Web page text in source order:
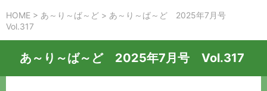
HOME > あ～り～ば～ど > あ～り～ば～ど 2025年7月号
Vol.317
あ～り～ば～ど 2025年7月号 Vol.317